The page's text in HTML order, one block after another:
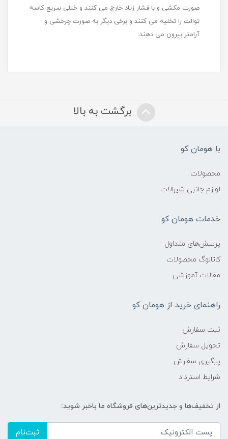
صورت مکشی و با فشار زیاد خارج می کنند و خیلی سریع کاسه
توالت را تخلیه می کنند و برخی دیگر به صورت چرخشی و
آرامتر بیرون می دهند.
برگشت به بالا
با هومان کو
محصولات
لوازم جانبی شیرالات
خدمات هومان کو
پرسش‌های متداول
کاتالوگ محصولات
مقالات آموزشی
راهنمای خرید از هومان کو
ثبت سفارش
تحویل سفارش
پیگیری سفارش
شرایط استرداد
از تخفیف‌ها و جدیدترین‌های فروشگاه ما باخبر شوید:
ثبت‌نام